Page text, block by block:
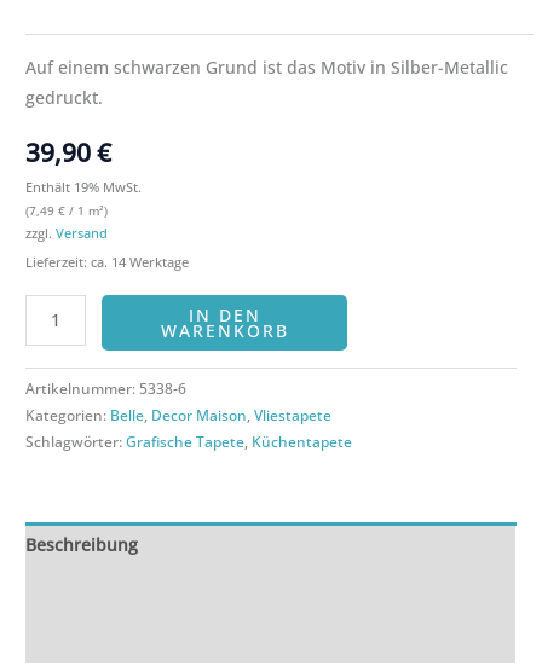
Auf einem schwarzen Grund ist das Motiv in Silber-Metallic
gedruckt.
39,90€
Enthält 19% MwSt.
(7,49€ / 1 m²)
zzgl.Versand
Lieferzeit: ca. 14 Werktage
IN DEN
WARENKORB
Artikelnummer: 5338-6
Kategorien: Belle, Decor Maison,Vliestapete
Schlagwörter:Grafische Tapete, Küchentapete
Beschreibung